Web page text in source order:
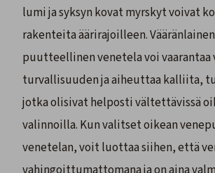
lumi ja syksyn kovat myrskyt voivat
rakenteita äärirajoilleen.
puutteellinen venetela voi vaarantaa
turvallisuuden ja aiheuttaa kalliita,
jotka olisivat helposti vältettävissä
valinnoilla. Kun valitset oikean
venetelan, voit luottaa siihen, että